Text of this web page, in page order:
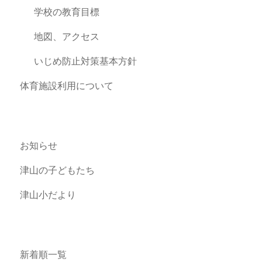
学校の教育目標
地図、アクセス
いじめ防止対策基本方針
体育施設利用について
お知らせ
津山の子どもたち
津山小だより
新着順一覧